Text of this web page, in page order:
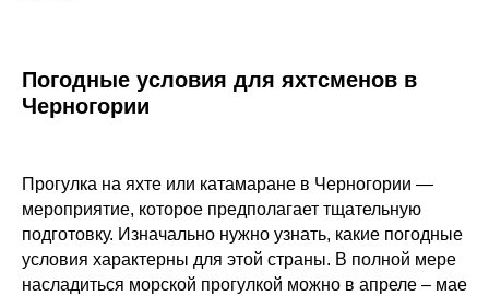
Погодные условия для яхтсменов в
Черногории
Прогулка на яхте или катамаране в Черногории —
мероприятие, которое предполагает тщательную
подготовку. Изначально нужно узнать, какие погодные
условия характерны для этой страны. В полной мере
насладиться морской прогулкой можно в апреле – мае